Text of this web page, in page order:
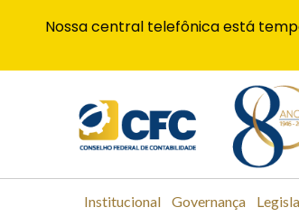
Institucional Governança
Nossa central telefônica está